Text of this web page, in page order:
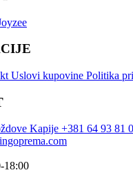
Uslovi kupovine Politika
Kapije +381 64 93 81
18:00